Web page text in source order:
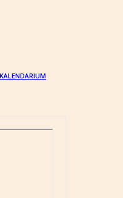
KALENDARIUM